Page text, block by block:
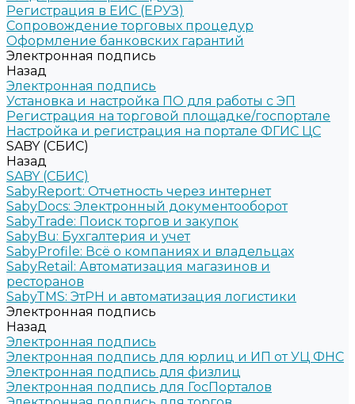
Регистрация в ЕИС (ЕРУЗ)
Сопровождение торговых процедур
Оформление банковских гарантий
Электронная подпись
Назад
Электронная подпись
Установка и настройка ПО для работы с ЭП
Регистрация на торговой площадке/госпортале
Настройка и регистрация на портале ФГИС ЦС
SABY (СБИС)
Назад
SABY (СБИС)
SabyReport: Отчетность через интернет
SabyDocs: Электронный документооборот
SabyTrade: Поиск торгов и закупок
SabyBu: Бухгалтерия и учет
SabyProfile: Всё о компаниях и владельцах
SabyRetail: Автоматизация магазинов и
ресторанов
SabyTMS: ЭтРН и автоматизация логистики
Электронная подпись
Назад
Электронная подпись
Электронная подпись для юрлиц и ИП от УЦ ФНС
Электронная подпись для физлиц
Электронная подпись для ГосПорталов